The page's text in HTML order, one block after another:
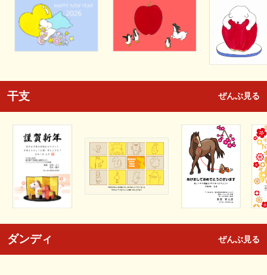
干支 ぜんぶ見る
ダンディ ぜんぶ見る